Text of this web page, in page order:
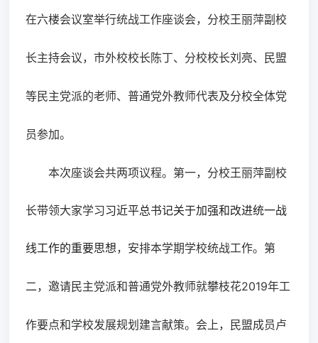
在六楼会议室举行统战工作座谈会，分校王丽萍副校
长主持会议，市外校校长陈丁、分校校长刘亮、民盟
等民主党派的老师、普通党外教师代表及分校全体党
员参加。
本次座谈会共两项议程。第一，分校王丽萍副校
长带领大家学习习近平总书记关于加强和改进统一战
线工作的重要思想，安排本学期学校统战工作。第
二，邀请民主党派和普通党外教师就攀枝花2019年工
作要点和学校发展规划建言献策。会上，民盟成员卢